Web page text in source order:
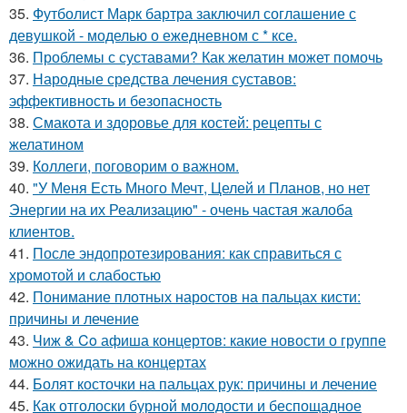
35. Футболист Марк бартра заключил соглашение с
девушкой - моделью о ежедневном с * ксе.
36. Проблемы с суставами? Как желатин может помочь
37. Народные средства лечения суставов:
эффективность и безопасность
38. Смакота и здоровье для костей: рецепты с
желатином
39. Коллеги, поговорим о важном.
40. "У Меня Есть Много Мечт, Целей и Планов, но нет
Энергии на их Реализацию" - очень частая жалоба
клиентов.
41. После эндопротезирования: как справиться с
хромотой и слабостью
42. Понимание плотных наростов на пальцах кисти:
причины и лечение
43. Чиж & Co афиша концертов: какие новости о группе
можно ожидать на концертах
44. Болят косточки на пальцах рук: причины и лечение
45. Как отголоски бурной молодости и беспощадное